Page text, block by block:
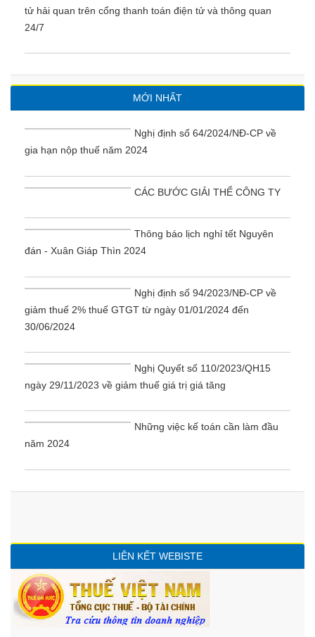
tử hải quan trên cổng thanh toán điện tử và thông quan
24/7
MỚI NHẤT
Nghị định số 64/2024/NĐ-CP về
gia hạn nộp thuế năm 2024
CÁC BƯỚC GIẢI THỂ CÔNG TY
Thông báo lịch nghỉ tết Nguyên
đán - Xuân Giáp Thìn 2024
Nghị định số 94/2023/NĐ-CP về
giảm thuế 2% thuế GTGT từ ngày 01/01/2024 đến
30/06/2024
Nghị Quyết số 110/2023/QH15
ngày 29/11/2023 về giảm thuế giá trị giá tăng
Những việc kế toán cần làm đầu
năm 2024
LIÊN KẾT WEBISTE